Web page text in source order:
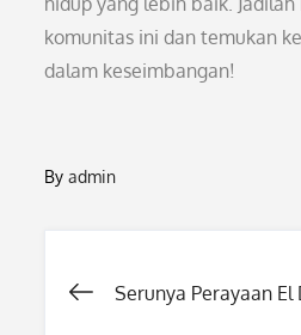
komunitas ini dan temukan
dalam keseimbangan!
Byadmin
Post
Serunya Perayaan